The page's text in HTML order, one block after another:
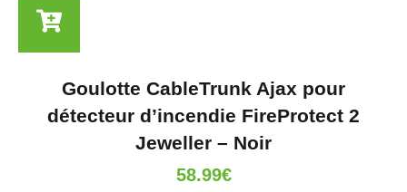
Goulotte CableTrunk Ajax pour
détecteur d’incendie FireProtect 2
Jeweller – Noir
58.99€